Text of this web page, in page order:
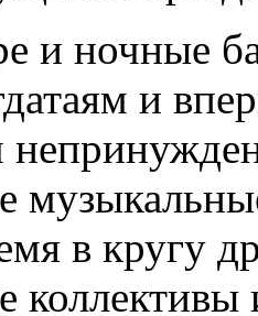
и ночные
и
в кругу